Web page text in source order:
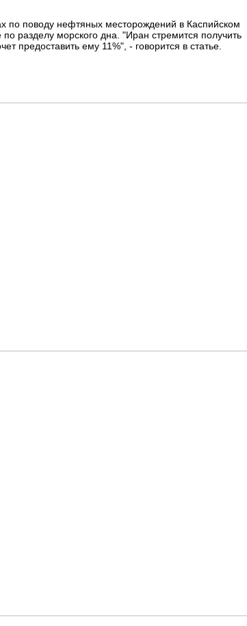
по поводу нефтяных месторождений в Каспийском
разделу морского дна. "Иран стремится получить
предоставить ему 11%", - говорится в статье.